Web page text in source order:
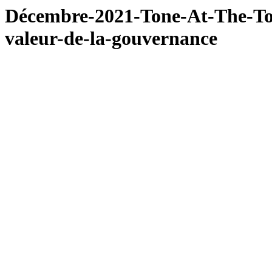
Décembre-2021-Tone-At-The-
valeur-de-la-gouvernance